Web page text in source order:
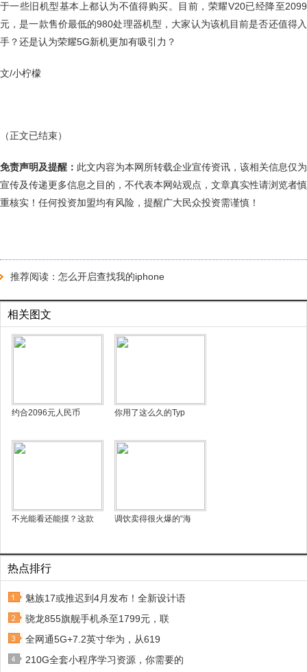
于一些旧机型基本上都认为不值得购买。目前，荣耀V20已经降至2099
元，是一款售价最低的980处理器机型，大家认为该机目前是否还值得入
手？还是认为荣耀5G新机更加有吸引力？
文/小柠檬
（正文已结束）
免责声明及提醒： 此文内容为本网所转载企业宣传资讯，该相关信息仅为
宣传及传递更多信息之目的，不代表本网站观点，文章真实性请浏览者慎
重核实！任何投资加盟均有风险，提醒广大民众投资需谨慎！
推荐阅读： 怎么开启查找我的iphone
相关图文
约合2096元人民币 你用了这么久的Typ
不光能看还能摸？这款 调饮卖得很火爆的“海
热点排行
魅族17或推迟到4月发布！全新设计语
骁龙855旗舰手机杀至1799元，联
全网通5G+7.2英寸华为，从619
210G全套小程序学习资源，你需要的